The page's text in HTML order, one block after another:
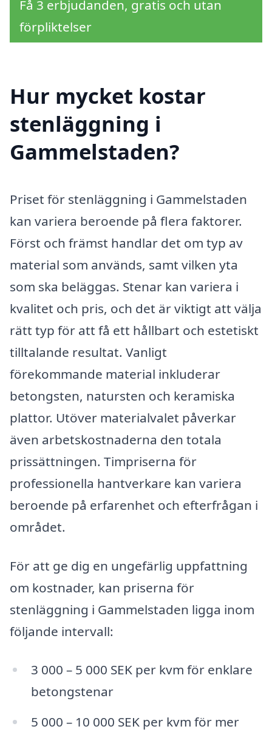
Få 3 erbjudanden, gratis och utan
förpliktelser
Hur mycket kostar
stenläggning i
Gammelstaden?
Priset för stenläggning i Gammelstaden
kan variera beroende på flera faktorer.
Först och främst handlar det om typ av
material som används, samt vilken yta
som ska beläggas. Stenar kan variera i
kvalitet och pris, och det är viktigt att välja
rätt typ för att få ett hållbart och estetiskt
tilltalande resultat. Vanligt
förekommande material inkluderar
betongsten, natursten och keramiska
plattor. Utöver materialvalet påverkar
även arbetskostnaderna den totala
prissättningen. Timpriserna för
professionella hantverkare kan variera
beroende på erfarenhet och efterfrågan i
området.
För att ge dig en ungefärlig uppfattning
om kostnader, kan priserna för
stenläggning i Gammelstaden ligga inom
följande intervall:
3 000 – 5 000 SEK per kvm för enklare
betongstenar
5 000 – 10 000 SEK per kvm för mer